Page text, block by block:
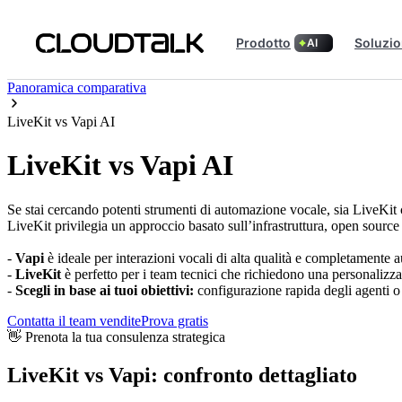
Prodotto AI
Panoramica comparativa
LiveKit vs Vapi AI
LiveKit vs Vapi AI
Se stai cercando potenti strumenti di automazione vocale, sia
LiveKit privilegia un approccio basato sull’infrastruttura, open
- Vapi è ideale per interazioni vocali di alta qualità e
- LiveKit è perfetto per i team tecnici che richiedono una
- Scegli in base ai tuoi obiettivi: configurazione rapida degli agenti
Contatta il team venditeProva gratis
👋 Prenota la tua consulenza strategica
LiveKit vs Vapi: confronto dettagliato